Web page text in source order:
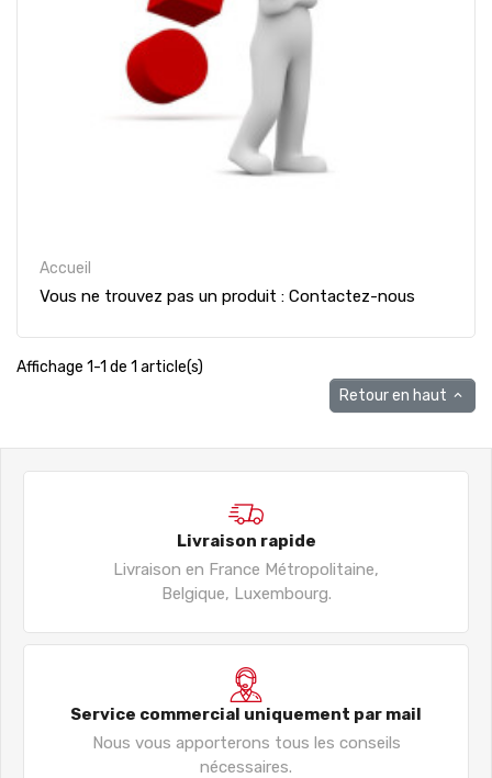
Accueil
Vous ne trouvez pas un produit : Contactez-nous
Affichage 1-1 de 1 article(s)
Retour en haut 
Livraison rapide
Livraison en France Métropolitaine,
Belgique, Luxembourg.
Service commercial uniquement par mail
Nous vous apporterons tous les conseils
nécessaires.